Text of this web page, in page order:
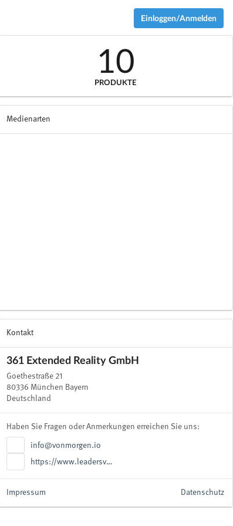
Einloggen/Anmelden
10
PRODUKTE
Medienarten
Kontakt
361 Extended Reality GmbH
Goethestraße 21
80336 München Bayern
Deutschland
Haben Sie Fragen oder Anmerkungen erreichen Sie uns:
info@vonmorgen.io
https://www.leadersv…
Datenschutz
Impressum